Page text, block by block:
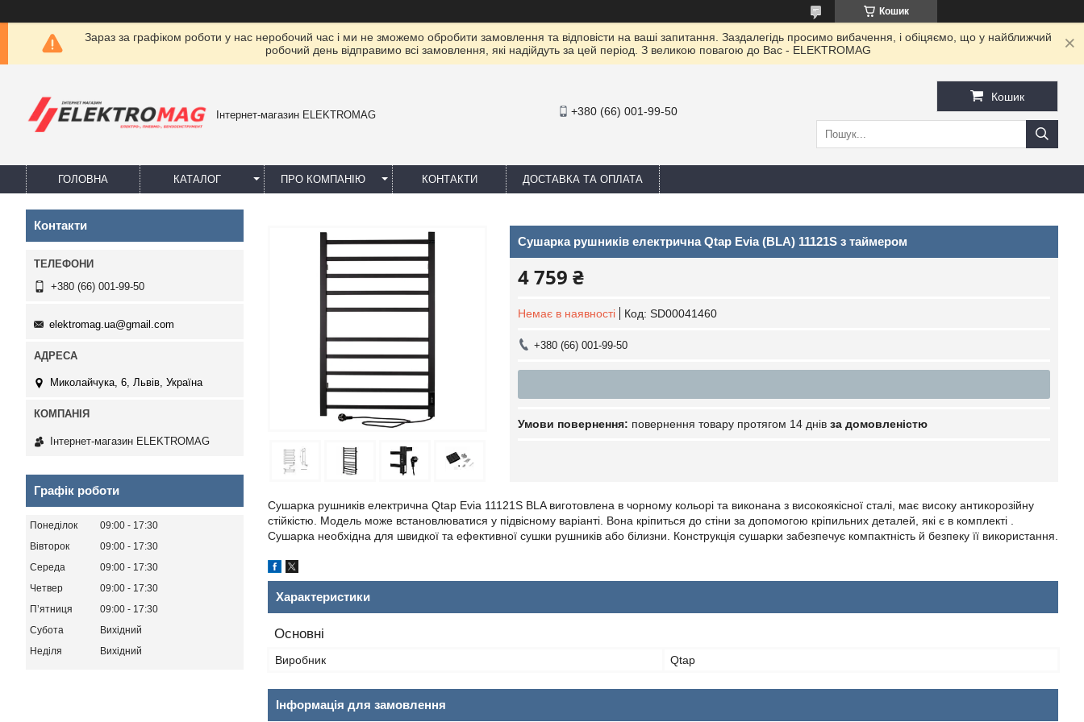
Кошик
Зараз за графіком роботи у нас неробочий час і ми не зможемо обробити замовлення та відповісти на ваші запитання. Заздалегідь просимо вибачення, і обіцяємо, що у найближчий
робочий день відправимо всі замовлення, які надійдуть за цей період. З великою повагою до Ваc - ELEKTROMAG
Інтернет-магазин ELEKTROMAG +380 (66) 001-99-50
Кошик
ГОЛОВНА КАТАЛОГ ПРО КОМПАНІЮ КОНТАКТИ ДОСТАВКА ТА ОПЛАТА
Сушарка рушників електрична Qtap Evia (BLA) 11121S з таймером
4 759 ₴
Немає в наявності Код: SD00041460
+380 (66) 001-99-50
повернення товару протягом 14 днів за домовленістю
Сушарка рушників електрична Qtap Evia 11121S BLA виготовлена в чорному кольорі та виконана з високоякісної сталі, має високу антикорозійну
стійкістю. Модель може встановлюватися у підвісному варіанті. Вона кріпиться до стіни за допомогою кріпильних деталей, які є в комплекті .
Сушарка необхідна для швидкої та ефективної сушки рушників або білизни. Конструкція сушарки забезпечує компактність й безпеку її використання.
Характеристики
Основні
Виробник Qtap
Інформація для замовлення
Контакти
+380 (66) 001-99-50
elektromag.ua@gmail.com
Миколайчука, 6, Львів, Україна
Інтернет-магазин ELEKTROMAG
Графік роботи
Понеділок 09:00
17:30
Вівторок
09:00
17:30
Середа
09:00
17:30
Четвер
09:00
17:30
Пʼятниця
09:00
17:30
Субота
Вихідний
Неділя
Вихідний